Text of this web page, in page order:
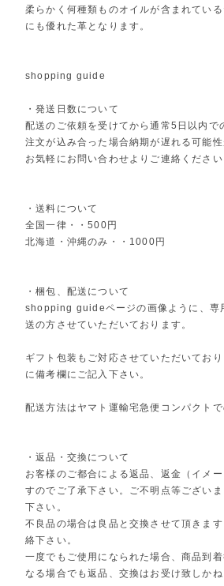
柔らかく何種類ものオイルが含まれてい
にも優れた革となります。
shopping guide
・発送日数について
配送のご依頼を受けてから通常5日以内で
注文が込み合った場合納期が遅れる可能
お気軽にお問い合わせよりご連絡ください
・送料について
全国一律・・500円
北海道・沖縄のみ・・1000円
・梱包、配送について
shopping guideページの画像ように、専
送の方させていただいております。
ギフト包装もご対応させていただいてお
に備考欄にご記入下さい。
配送方法はヤマト運輸宅急便コンパクトで
・返品・交換について
お客様のご都合による返品、返金（イメ
すのでご了承下さい。ご不明点等ござい
下さい。
不良品の場合は良品と交換させて頂きま
絡下さい。
一度でもご使用になられた場合、商品到
なる場合でも返品、交換はお受け致しか